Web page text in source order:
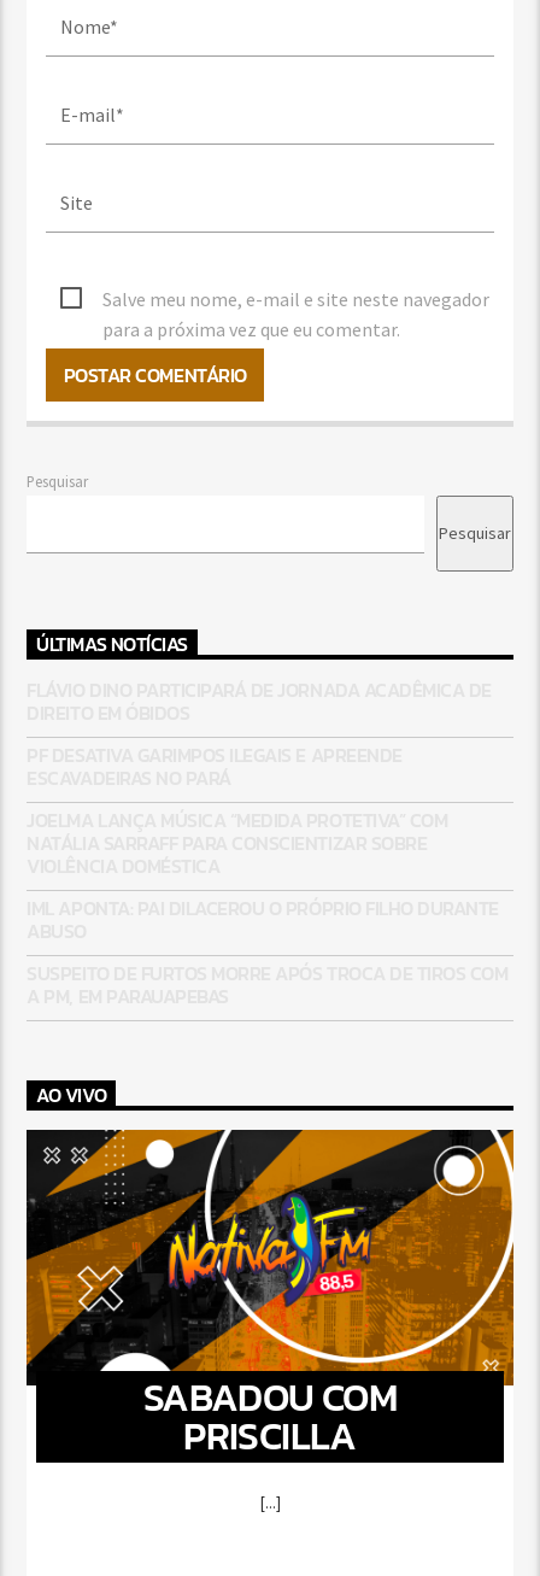
Salve meu nome, e-mail e site neste navegador
para a próxima vez que eu comentar.
Pesquisar
Pesquisar
ÚLTIMAS NOTÍCIAS
AO VIVO
SABADOU COM
PRISCILLA
[...]